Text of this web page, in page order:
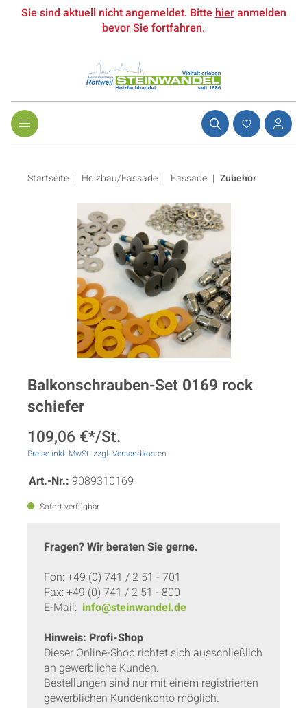
Sie sind aktuell nicht angemeldet. Bittehieranmelden
bevor Sie fortfahren.
Startseite Holzbau/Fassade | Fassade | Zubehör
Balkonschrauben-Set 0169 rock
schiefer
109,06 €*/St.
Preise inkl. MwSt. zzgl. Versandkosten
Art.-Nr.: 9089310169
Sofort verfügbar
Fragen? Wir beraten Sie gerne.
Fon: +49 (0) 741 / 2 51 - 701
Fax: +49 (0) 741 / 2 51 - 800
E-Mail: info@steinwandel.de
Hinweis: Profi-Shop
Dieser Online-Shop richtet sich ausschließlich
an gewerbliche Kunden.
Bestellungen sind nur mit einem registrierten
gewerblichen Kundenkonto möglich.